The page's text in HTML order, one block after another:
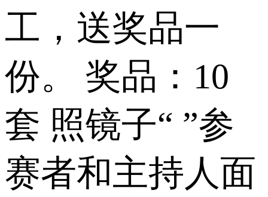
工，送奖品一
份。 奖品：10
套 照镜子“ ”参
赛者和主持人面